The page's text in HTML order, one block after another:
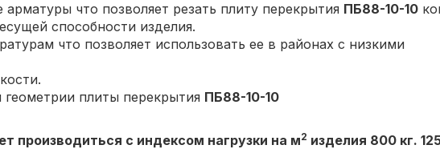
что позволяет резать плиту перекрытия ПБ88-10-10
способности изделия.
что позволяет использовать ее в районах с низкими
плиты перекрытия ПБ88-10-10
производиться с индексом нагрузки на м2 изделия 800 кг.